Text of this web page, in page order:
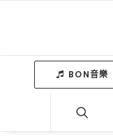
BON音樂